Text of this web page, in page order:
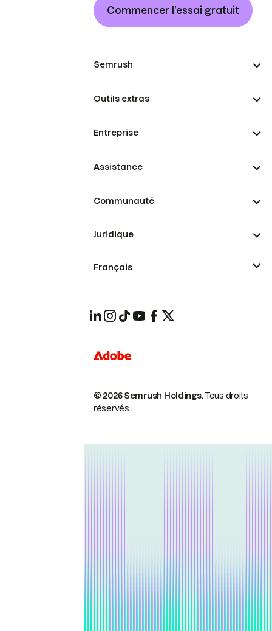
Commencer l’essai gratuit
Semrush
Outils extras
Entreprise
Assistance
Communauté
© 2026 Semrush Holdings.Tous droits
réservés.
Juridique
Français